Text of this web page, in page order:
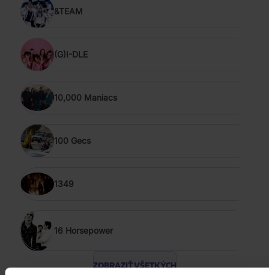
&TEAM
(G)I-DLE
10,000 Maniacs
100 Gecs
1349
16 Horsepower
ZOBRAZIŤ VŠETKÝCH